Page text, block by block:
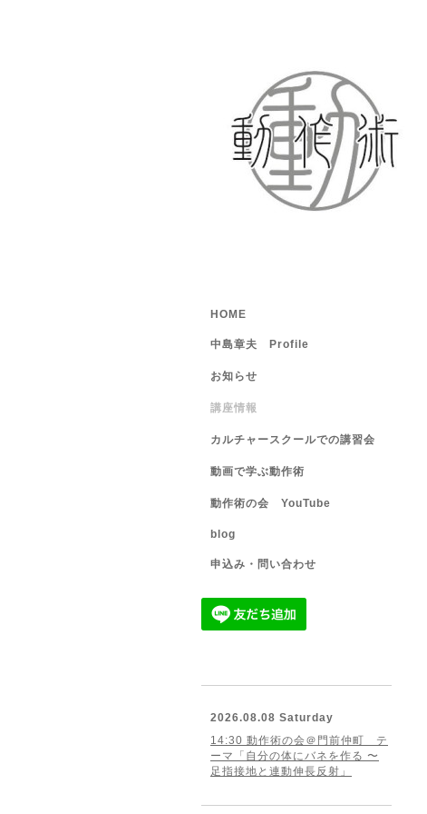
HOME
中島章夫 Profile
お知らせ
講座情報
カルチャースクールでの講習会
動画で学ぶ動作術
動作術の会 YouTube
blog
申込み・問い合わせ
2026.08.08 Saturday
14:30 動作術の会＠門前仲町 テ
ーマ「自分の体にバネを作る 〜
足指接地と連動伸長反射」